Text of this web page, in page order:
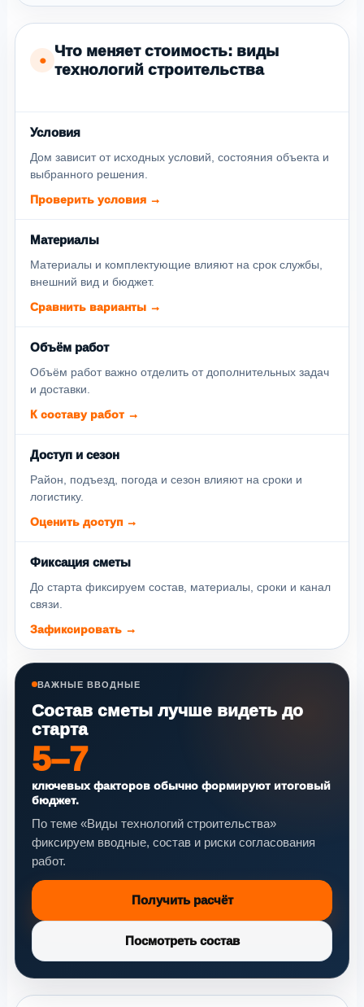
●
Что меняет стоимость: виды
технологий строительства
Условия
Дом зависит от исходных условий, состояния объекта и
выбранного решения.
Проверить условия →
Материалы
Материалы и комплектующие влияют на срок службы,
внешний вид и бюджет.
Сравнить варианты →
Объём работ
Объём работ важно отделить от дополнительных задач
и доставки.
К составу работ →
Доступ и сезон
Район, подъезд, погода и сезон влияют на сроки и
логистику.
Оценить доступ →
Фиксация сметы
До старта фиксируем состав, материалы, сроки и канал
связи.
Зафиксировать →
ВАЖНЫЕ ВВОДНЫЕ
Состав сметы лучше видеть до
старта
5–7
ключевых факторов обычно формируют итоговый
бюджет.
По теме «Виды технологий строительства»
фиксируем вводные, состав и риски согласования
работ.
Получить расчёт
Посмотреть состав